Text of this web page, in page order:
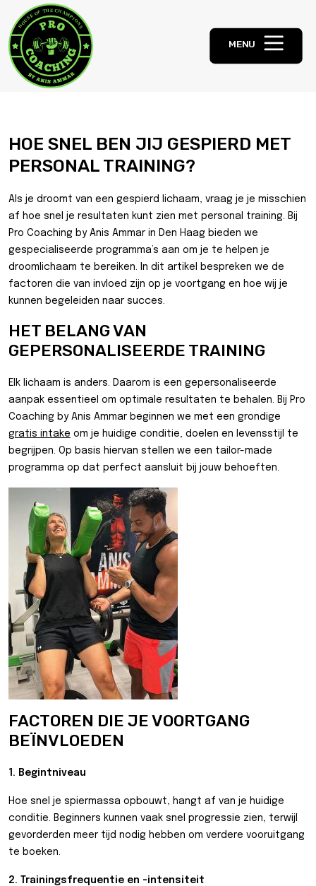
MENU
HOE SNEL BEN JIJ GESPIERD MET
PERSONAL TRAINING?
Als je droomt van een gespierd lichaam, vraag je je misschien
af hoe snel je resultaten kunt zien met personal training. Bij
Pro Coaching by Anis Ammar in Den Haag bieden we
gespecialiseerde programma’s aan om je te helpen je
droomlichaam te bereiken. In dit artikel bespreken we de
factoren die van invloed zijn op je voortgang en hoe wij je
kunnen begeleiden naar succes.
HET BELANG VAN
GEPERSONALISEERDE TRAINING
Elk lichaam is anders. Daarom is een gepersonaliseerde
aanpak essentieel om optimale resultaten te behalen. Bij Pro
Coaching by Anis Ammar beginnen we met een grondige
gratis intake om je huidige conditie, doelen en levensstijl te
begrijpen. Op basis hiervan stellen we een tailor-made
programma op dat perfect aansluit bij jouw behoeften.
FACTOREN DIE JE VOORTGANG
BEÏNVLOEDEN
1. Begintniveau
Hoe snel je spiermassa opbouwt, hangt af van je huidige
conditie. Beginners kunnen vaak snel progressie zien, terwijl
gevorderden meer tijd nodig hebben om verdere vooruitgang
te boeken.
2. Trainingsfrequentie en -intensiteit